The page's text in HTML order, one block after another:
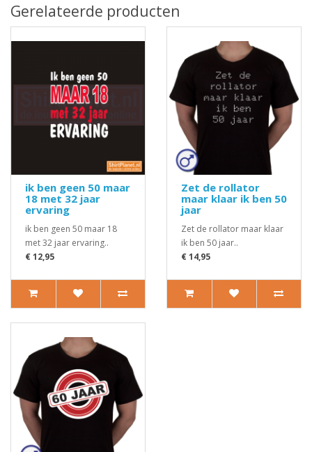
Gerelateerde producten
ik ben geen 50 maar
18 met 32 jaar
ervaring
ik ben geen 50 maar 18
met 32 jaar ervaring..
€ 12,95
Zet de rollator
maar klaar ik ben 50
jaar
Zet de rollator maar klaar
ik ben 50 jaar..
€ 14,95